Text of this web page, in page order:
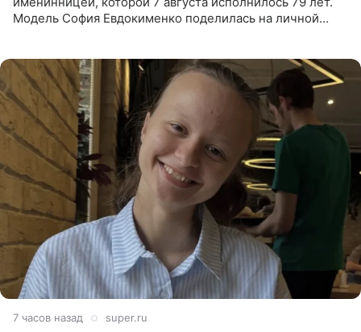
Модель София Евдокименко поделилась на личной
7 часов назад super.ru